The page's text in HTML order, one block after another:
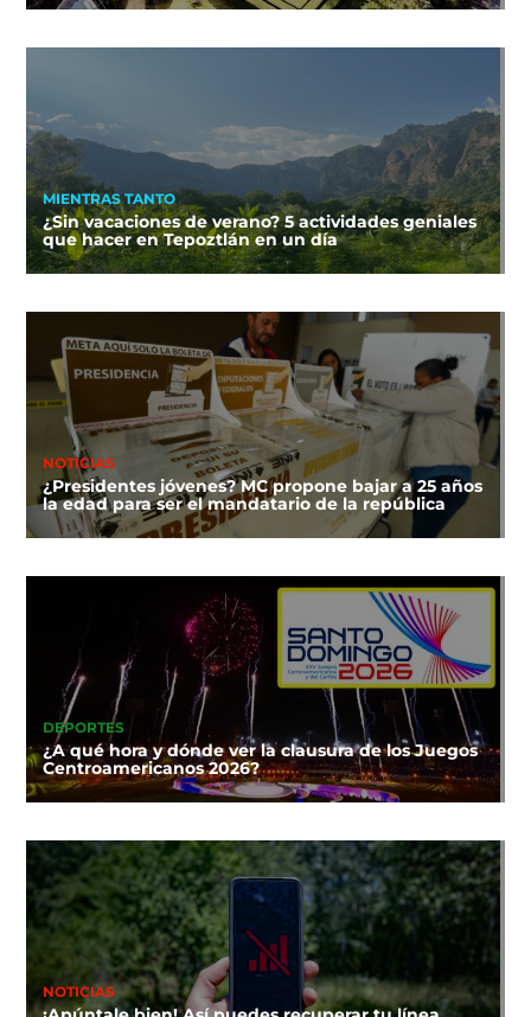
MIENTRAS TANTO
¿Sin vacaciones de verano? 5 actividades geniales
que hacer en Tepoztlán en un día
NOTICIAS
¿Presidentes jóvenes? MC propone bajar a 25 años
la edad para ser el mandatario de la república
DEPORTES
¿A qué hora y dónde ver la clausura de los Juegos
Centroamericanos 2026?
NOTICIAS